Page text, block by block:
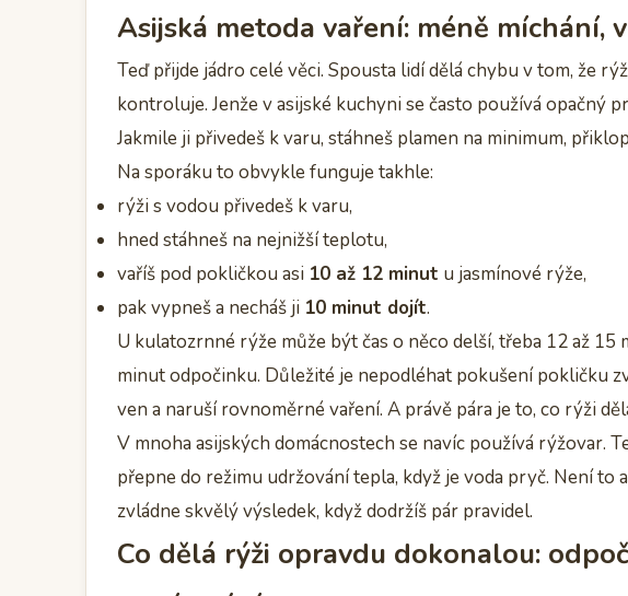
Asijská metoda vaření: méně míchání,
Teď přijde jádro celé věci. Spousta lidí dělá chybu v tom, že
kontroluje. Jenže v asijské kuchyni se často používá opačný
Jakmile ji přivedeš k varu, stáhneš plamen na minimum,
Na sporáku to obvykle funguje takhle:
rýži s vodou přivedeš k varu,
hned stáhneš na nejnižší teplotu,
vaříš pod pokličkou asi 10 až 12 minut u jasmínové rýže,
pak vypneš a necháš ji 10 minut dojít.
U kulatozrnné rýže může být čas o něco delší, třeba 12 až 15
minut odpočinku. Důležité je nepodléhat pokušení pokličku
ven a naruší rovnoměrné vaření. A právě pára je to, co rýži
V mnoha asijských domácnostech se navíc používá rýžovar.
přepne do režimu udržování tepla, když je voda pryč. Není to
zvládne skvělý výsledek, když dodržíš pár pravidel.
Co dělá rýži opravdu dokonalou: